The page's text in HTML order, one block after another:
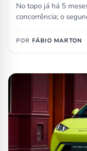
No topo já há 5
concorrência; o
POR FÁBIO MARTON